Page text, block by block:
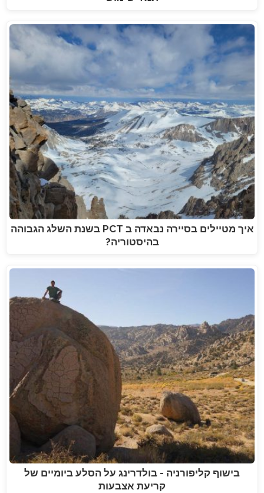
איך מטיילים בסיירה נבאדה ב PCT בשנת השלג הגבוהה
בהיסטוריה?
בישוף קליפורניה - בולדרינג על הסלע ביומיים של
קריעת אצבעות